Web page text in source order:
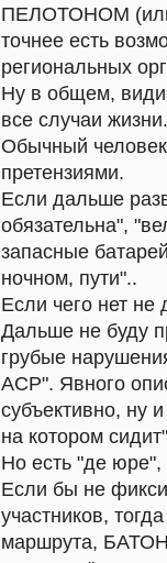
ПЕЛОТОНОМ (или
точнее есть
региональных
Ну в общем,
все случаи жизни.
Обычный
претензиями.
Если дальше
обязательна",
запасные
ночном, пути"..
Если чего нет не
Дальше не буду
грубые
ACP". Явного
субъективно, ну
на котором
Но есть "де юре",
Если бы не
участников,
маршрута,